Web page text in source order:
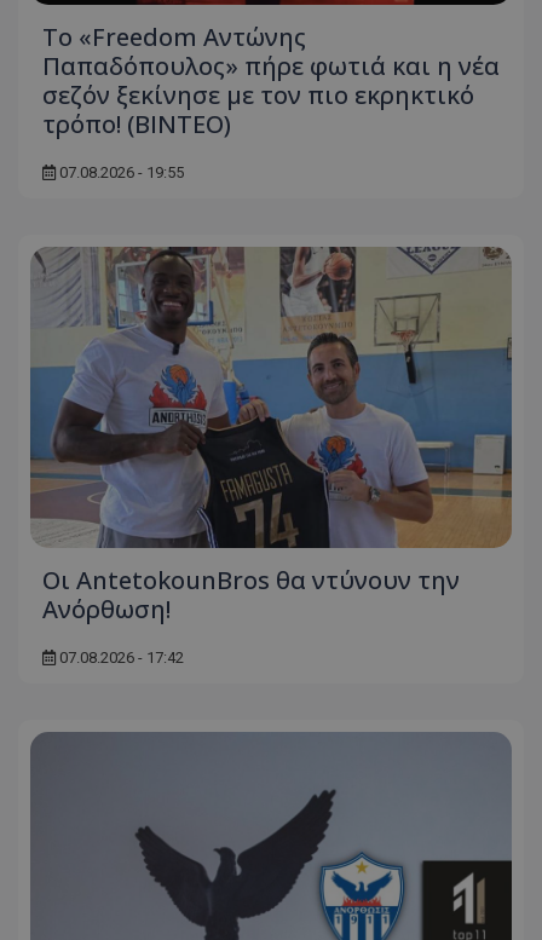
Το «Freedom Αντώνης
Παπαδόπουλος» πήρε φωτιά και η νέα
σεζόν ξεκίνησε με τον πιο εκρηκτικό
τρόπο! (ΒΙΝΤΕΟ)
07.08.2026 - 19:55
Οι AntetokounBros θα ντύνουν την
Ανόρθωση!
07.08.2026 - 17:42